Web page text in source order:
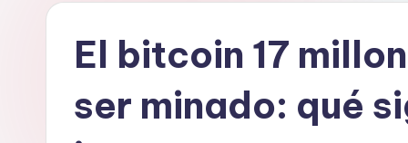
El bitcoin 17
ser minado: qué